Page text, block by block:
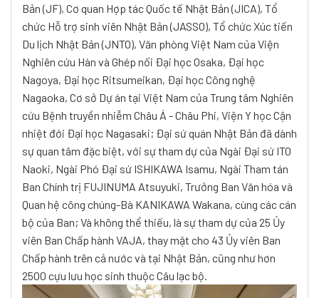
Bản (JF), Cơ quan Hợp tác Quốc tế Nhật Bản (JICA), Tổ
chức Hỗ trợ sinh viên Nhật Bản (JASSO), Tổ chức Xúc tiến
Du lịch Nhật Bản (JNTO), Văn phòng Việt Nam của Viện
Nghiên cứu Hàn và Ghép nối Đại học Osaka, Đại học
Nagoya, Đại học Ritsumeikan, Đại học Công nghệ
Nagaoka, Cơ sở Dự án tại Việt Nam của Trung tâm Nghiên
cứu Bệnh truyền nhiễm Châu Á - Châu Phi, Viện Y học Cận
nhiệt đới Đại học Nagasaki; Đại sứ quán Nhật Bản đã dành
sự quan tâm đặc biệt, với sự tham dự của Ngài Đại sứ ITO
Naoki, Ngài Phó Đại sứ ISHIKAWA Isamu, Ngài Tham tán
Ban Chính trị FUJINUMA Atsuyuki, Trưởng Ban Văn hóa và
Quan hệ công chúng-Bà KANIKAWA Wakana, cùng các cán
bộ của Ban; Và không thể thiếu, là sự tham dự của 25 Ủy
viên Ban Chấp hành VAJA, thay mặt cho 43 Ủy viên Ban
Chấp hành trên cả nước và tại Nhật Bản, cũng như hơn
2500 cựu lưu học sinh thuộc Câu lạc bộ.